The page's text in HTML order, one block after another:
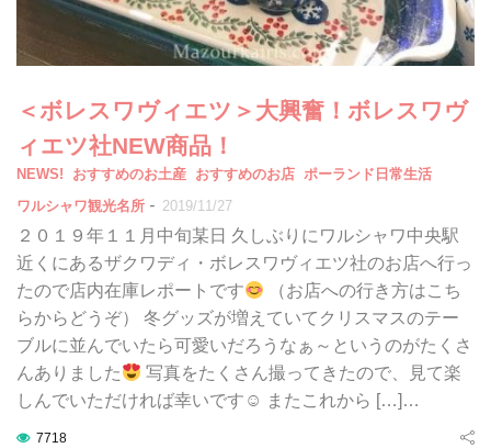
＜ボレスワヴィエツ＞大興奮！ボレスワヴ
ィエツ社NEW商品！
NEWS! おすすめのお土産 おすすめのお店 ポーランド日常生活
ワルシャワ観光名所 - 2019/11/27
２０１９年１１月中旬某日 久しぶりにワルシャワ中央駅
近くにあるザクワディ・ボレスワヴィエツ社のお店へ行っ
たので店内在庫レポートです
（お店への行き方はこち
らからどうぞ） 冬グッズが増えていてクリスマスのテー
ブルに並んでいたら可愛いだろうなぁ～というのがたくさ
んありました
写真をたくさん撮ってきたので、見て楽
しんでいただければ幸いです☺ またこれから […]…
7718